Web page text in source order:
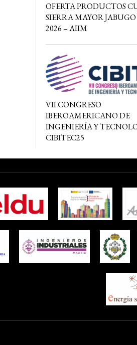
OFERTA PRODUCTOS
SIERRA MAYOR
2026 – AIIM
VII CONGRESO
IBEROAMERICANO DE
INGENIERÍA Y
CIBITEC25